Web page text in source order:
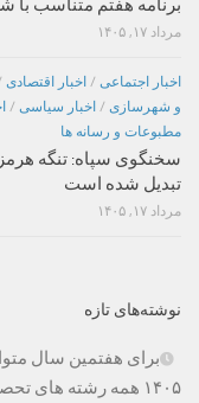
برنامه هفتم متناسب
مرداد ۱۷, ۱۴۰۵
اخبار اجتماعی / اخبار اقتصادی
و شهرسازی / اخبار سیاسی /
مطبوعات و رسانه ها
سخنگوی سپاه: تنگه هرمز
تبدیل شده است
مرداد ۱۷, ۱۴۰۵
نوشته‌های تازه
برای هفتمین سال
۱۴۰۵ همه رشته های